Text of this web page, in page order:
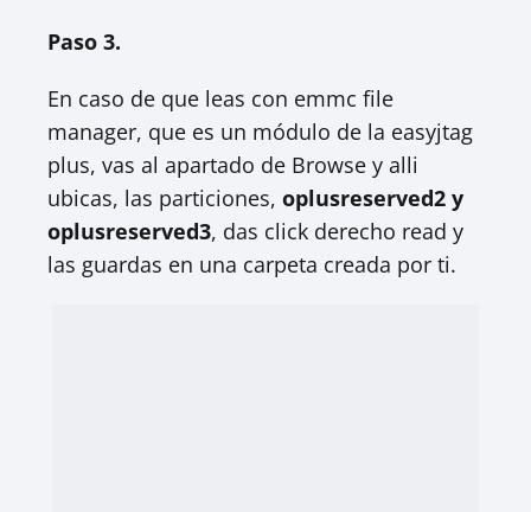
Paso 3.
En caso de que leas con emmc file
manager, que es un módulo de la easyjtag
plus, vas al apartado de Browse y alli
ubicas, las particiones, oplusreserved2 y
oplusreserved3, das click derecho read y
las guardas en una carpeta creada por ti.